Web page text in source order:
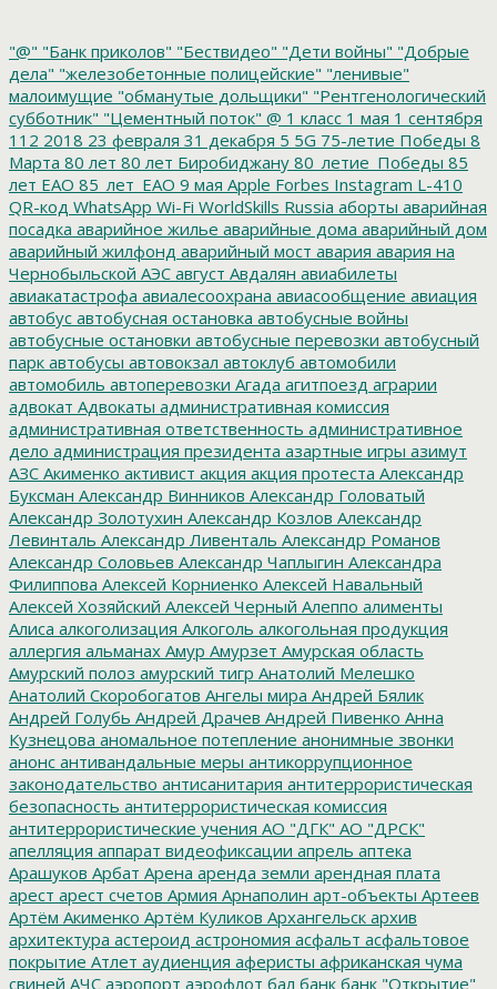
"@" "Банк приколов" "Бествидео" "Дети войны" "Добрые
дела" "железобетонные полицейские" "ленивые"
малоимущие "обманутые дольщики" "Рентгенологический
субботник" "Цементный поток" @ 1 класс 1 мая 1 сентября
112 2018 23 февраля 31 декабря 5 5G 75-летие Победы 8
Марта 80 лет 80 лет Биробиджану 80_летие_Победы 85
лет ЕАО 85_лет_ЕАО 9 мая Apple Forbes Instagram L-410
QR-код WhatsApp Wi-Fi WorldSkills Russia аборты аварийная
посадка аварийное жилье аварийные дома аварийный дом
аварийный жилфонд аварийный мост авария авария на
Чернобыльской АЭС август Авдалян авиабилеты
авиакатастрофа авиалесоохрана авиасообщение авиация
автобус автобусная остановка автобусные войны
автобусные остановки автобусные перевозки автобусный
парк автобусы автовокзал автоклуб автомобили
автомобиль автоперевозки Агада агитпоезд аграрии
адвокат Адвокаты административная комиссия
административная ответственность административное
дело администрация президента азартные игры азимут
АЗС Акименко активист акция акция протеста Александр
Буксман Александр Винников Александр Головатый
Александр Золотухин Александр Козлов Александр
Левинталь Александр Ливенталь Александр Романов
Александр Соловьев Александр Чаплыгин Александра
Филиппова Алексей Корниенко Алексей Навальный
Алексей Хозяйский Алексей Черный Алеппо алименты
Алиса алкоголизация Алкоголь алкогольная продукция
аллергия альманах Амур Амурзет Амурская область
Амурский полоз амурский тигр Анатолий Мелешко
Анатолий Скоробогатов Ангелы мира Андрей Бялик
Андрей Голубь Андрей Драчев Андрей Пивенко Анна
Кузнецова аномальное потепление анонимные звонки
анонс антивандальные меры антикоррупционное
законодательство антисанитария антитеррористическая
безопасность антитеррористическая комиссия
антитеррористические учения АО "ДГК" АО "ДРСК"
апелляция аппарат видеофиксации апрель аптека
Арашуков Арбат Арена аренда земли арендная плата
арест арест счетов Армия Арнаполин арт-объекты Артеев
Артём Акименко Артём Куликов Архангельск архив
архитектура астероид астрономия асфальт асфальтовое
покрытие Атлет аудиенция аферисты африканская чума
свиней АЧС аэропорт аэрофлот бал банк банк "Открытие"